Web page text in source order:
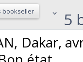
bookseller 5
Dakar,